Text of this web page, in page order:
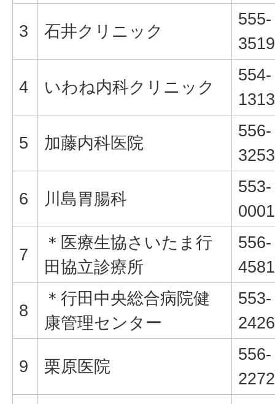
3 石井クリニック
555-
3519
4 いわね内科クリニック
554-
1313
5 加藤内科医院
556-
3253
6 川島胃腸科
553-
0001
7
＊医療生協さいたま行
田協立診療所
556-
4581
8
＊行田中央総合病院健
康管理センター
553-
2426
9 栗原医院
556-
2272